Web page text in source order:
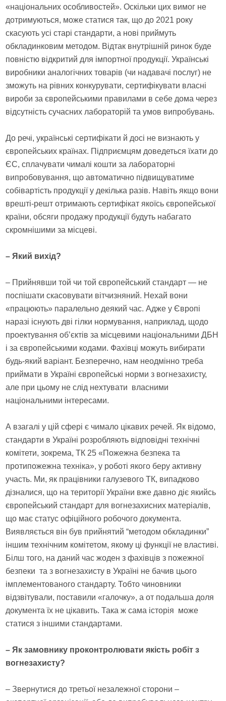
«національних особливостей». Оскільки цих вимог не
дотримуються, може статися так, що до 2021 року
скасують усі старі стандарти, а нові приймуть
обкладинковим методом. Відтак внутрішній ринок буде
повністю відкритий для імпортної продукції. Українські
виробники аналогічних товарів (чи надавачі послуг) не
зможуть на рівних конкурувати, сертифікувати власні
вироби за європейськими правилами в себе дома через
відсутність сучасних лабораторій та умов випробувань.
До речі, українські сертифікати й досі не визнають у
європейських країнах. Підприємцям доведеться їхати до
ЄС, сплачувати чималі кошти за лабораторні
випробовування, що автоматично підвищуватиме
собівартість продукції у декілька разів. Навіть якщо вони
врешті-решт отримають сертифікат якоїсь європейської
країни, обсяги продажу продукції будуть набагато
скромнішими за місцеві.
– Який вихід?
– Прийнявши той чи той європейський стандарт — не
поспішати скасовувати вітчизняний. Нехай вони
«працюють» паралельно деякий час. Адже у Європі
наразі існують дві гілки нормування, наприклад, щодо
проектування об’єктів за місцевими національними ДБН
і за європейськими кодами. Фахівці можуть вибирати
будь-який варіант. Безперечно, нам неодмінно треба
приймати в Україні європейські норми з вогнезахисту,
але при цьому не слід нехтувати власними
національними інтересами.
А взагалі у цій сфері є чимало цікавих речей. Як відомо,
стандарти в Україні розробляють відповідні технічні
комітети, зокрема, ТК 25 «Пожежна безпека та
протипожежна техніка», у роботі якого беру активну
участь. Ми, як працівники галузевого ТК, випадково
дізналися, що на території України вже давно діє якийсь
європейський стандарт для вогнезахисних матеріалів,
що має статус офіційного робочого документа.
Виявляється він був прийнятий “методом обкладинки”
іншим технічним комітетом, якому ці функції не властиві.
Білш того, на даний час жоден з фахівців з пожежної
безпеки та з вогнезахисту в Україні не бачив цього
імплементованого стандарту. Тобто чиновники
відзвітували, поставили «галочку», а от подальша доля
документа їх не цікавить. Така ж сама історія може
статися з іншими стандартами.
– Як замовнику проконтролювати якість робіт з
вогнезахисту?
– Звернутися до третьої незалежної сторони –